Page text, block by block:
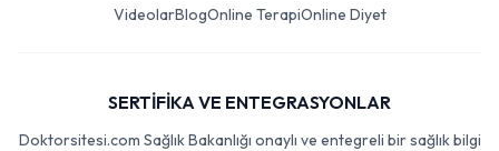
VideolarBlogOnline TerapiOnline Diyet
SERTİFİKA VE ENTEGRASYONLAR
Doktorsitesi.com Sağlık Bakanlığı onaylı ve entegreli bir sağlık bilgi